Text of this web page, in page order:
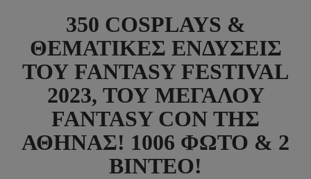
350 COSPLAYS &
ΘΕΜΑΤΙΚΈΣ ΕΝΔΎΣΕΙΣ
ΤΟΥ FANTASY FESTIVAL
2023, ΤΟΥ ΜΕΓΆΛΟΥ
FANTASY CON ΤΗΣ
ΑΘΉΝΑΣ! 1006 ΦΏΤΟ & 2
ΒΊΝΤΕΟ!